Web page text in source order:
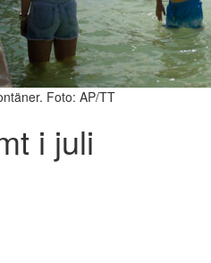
Foto: AP/TT
i juli